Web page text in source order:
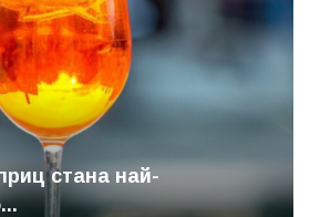
стана най-